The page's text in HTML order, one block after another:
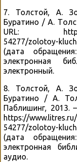
7. Толстой, А.
Буратино / А.
URL: https://
54277/zolotoy-
(дата
электронная
электронный.
8. Толстой, А.
Буратино / А.
Паблишинг, 2013.
https://
54277/zolotoy-
(дата
электронная
аудио.